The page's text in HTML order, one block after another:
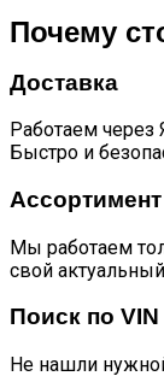
551001321AADYJ
Почему
Доставка
Работаем через
Быстро и
Ассортимент
Мы работаем
свой
Поиск по VIN
Не нашли